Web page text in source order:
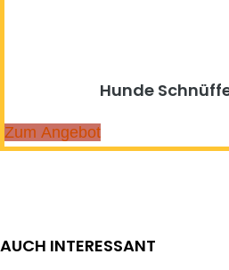
Hunde
Zum Angebot
AUCH INTERESSANT